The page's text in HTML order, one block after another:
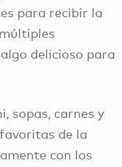
para recibir la
delicioso para
sopas, carnes y
de la
con los